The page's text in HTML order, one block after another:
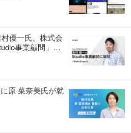
優一氏、株式会
事業顧問」に
原 菜奈美氏が就